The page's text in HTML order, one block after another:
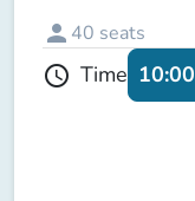
person 40 seats
schedule Time